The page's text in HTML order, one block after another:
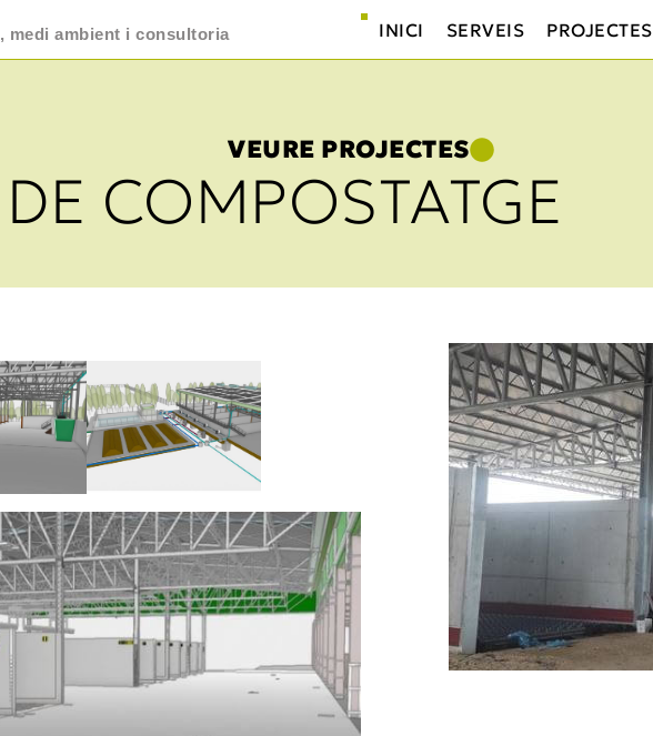
medi ambient i consultoria INICI SERVEIS PROJECTES
VEURE PROJECTES
COMPOSTATGE